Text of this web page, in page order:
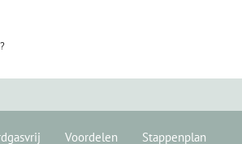
Voordelen Stappenplan